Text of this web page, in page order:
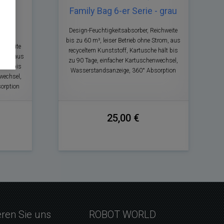
aus
hält bis
Family Bag 6-er Serie - grau
Design-Feuchtigkeitsabsorber, Reichweite
bis zu 60 m³, leiser Betrieb ohne Strom, aus
recyceltem Kunststoff, Kartusche hält bis
zu 90 Tage, einfacher Kartuschenwechsel,
Wasserstandsanzeige, 360° Absorption
25,00 €
Sie uns ROBOT WORLD